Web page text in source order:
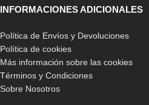
INFORMACIONES ADICIONALES
Política de Envíos y Devoluciones
Política de cookies
Más información sobre las cookies
Términos y Condiciones
Sobre Nosotros